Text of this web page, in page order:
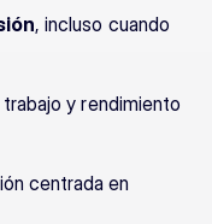
, incluso cuando
y rendimiento
centrada en